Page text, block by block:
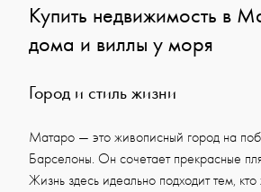
Купить недвижимость в
дома и виллы у моря
Город и стиль жизни
Матаро — это живописный город на
Барселоны. Он сочетает прекрасные
Жизнь здесь идеально подходит тем,